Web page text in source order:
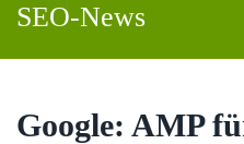
SEO-News
Google: AMP